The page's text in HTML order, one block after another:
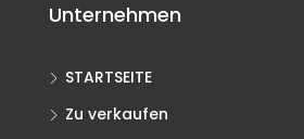
Unternehmen
STARTSEITE
Zu verkaufen